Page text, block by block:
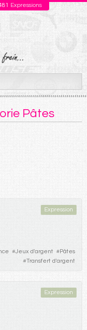
Expressions
Pâtes
Expression
#Jeux d'argent #Pâtes
#Transfert d'argent
Expression